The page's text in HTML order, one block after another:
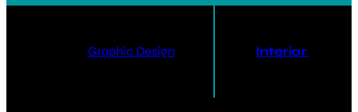
Graphic Design Interior Design